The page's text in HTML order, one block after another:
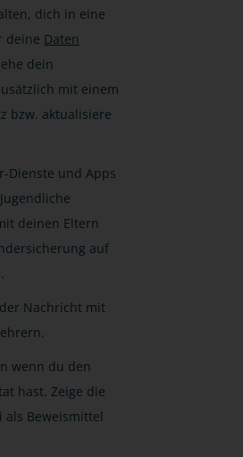
dich in eine
deine Daten
dein
mit einem
bzw. aktualisiere
Dienste und Apps
deinen Eltern
auf
Nachricht mit
wenn du den
hast. Zeige die
als Beweismittel